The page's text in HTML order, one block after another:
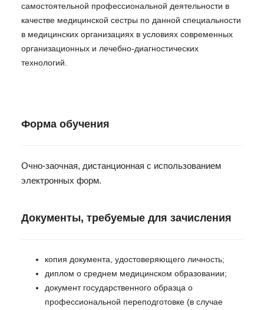
самостоятельной профессиональной деятельности в
качестве медицинской сестры по данной специальности
в медицинских организациях в условиях современных
организационных и лечебно-диагностических
технологий.
Форма обучения
Очно-заочная, дистанционная с использованием
электронных форм.
Документы, требуемые для зачисления
копия документа, удостоверяющего личность;
диплом о среднем медицинском образовании;
документ государственного образца о
профессиональной переподготовке (в случае